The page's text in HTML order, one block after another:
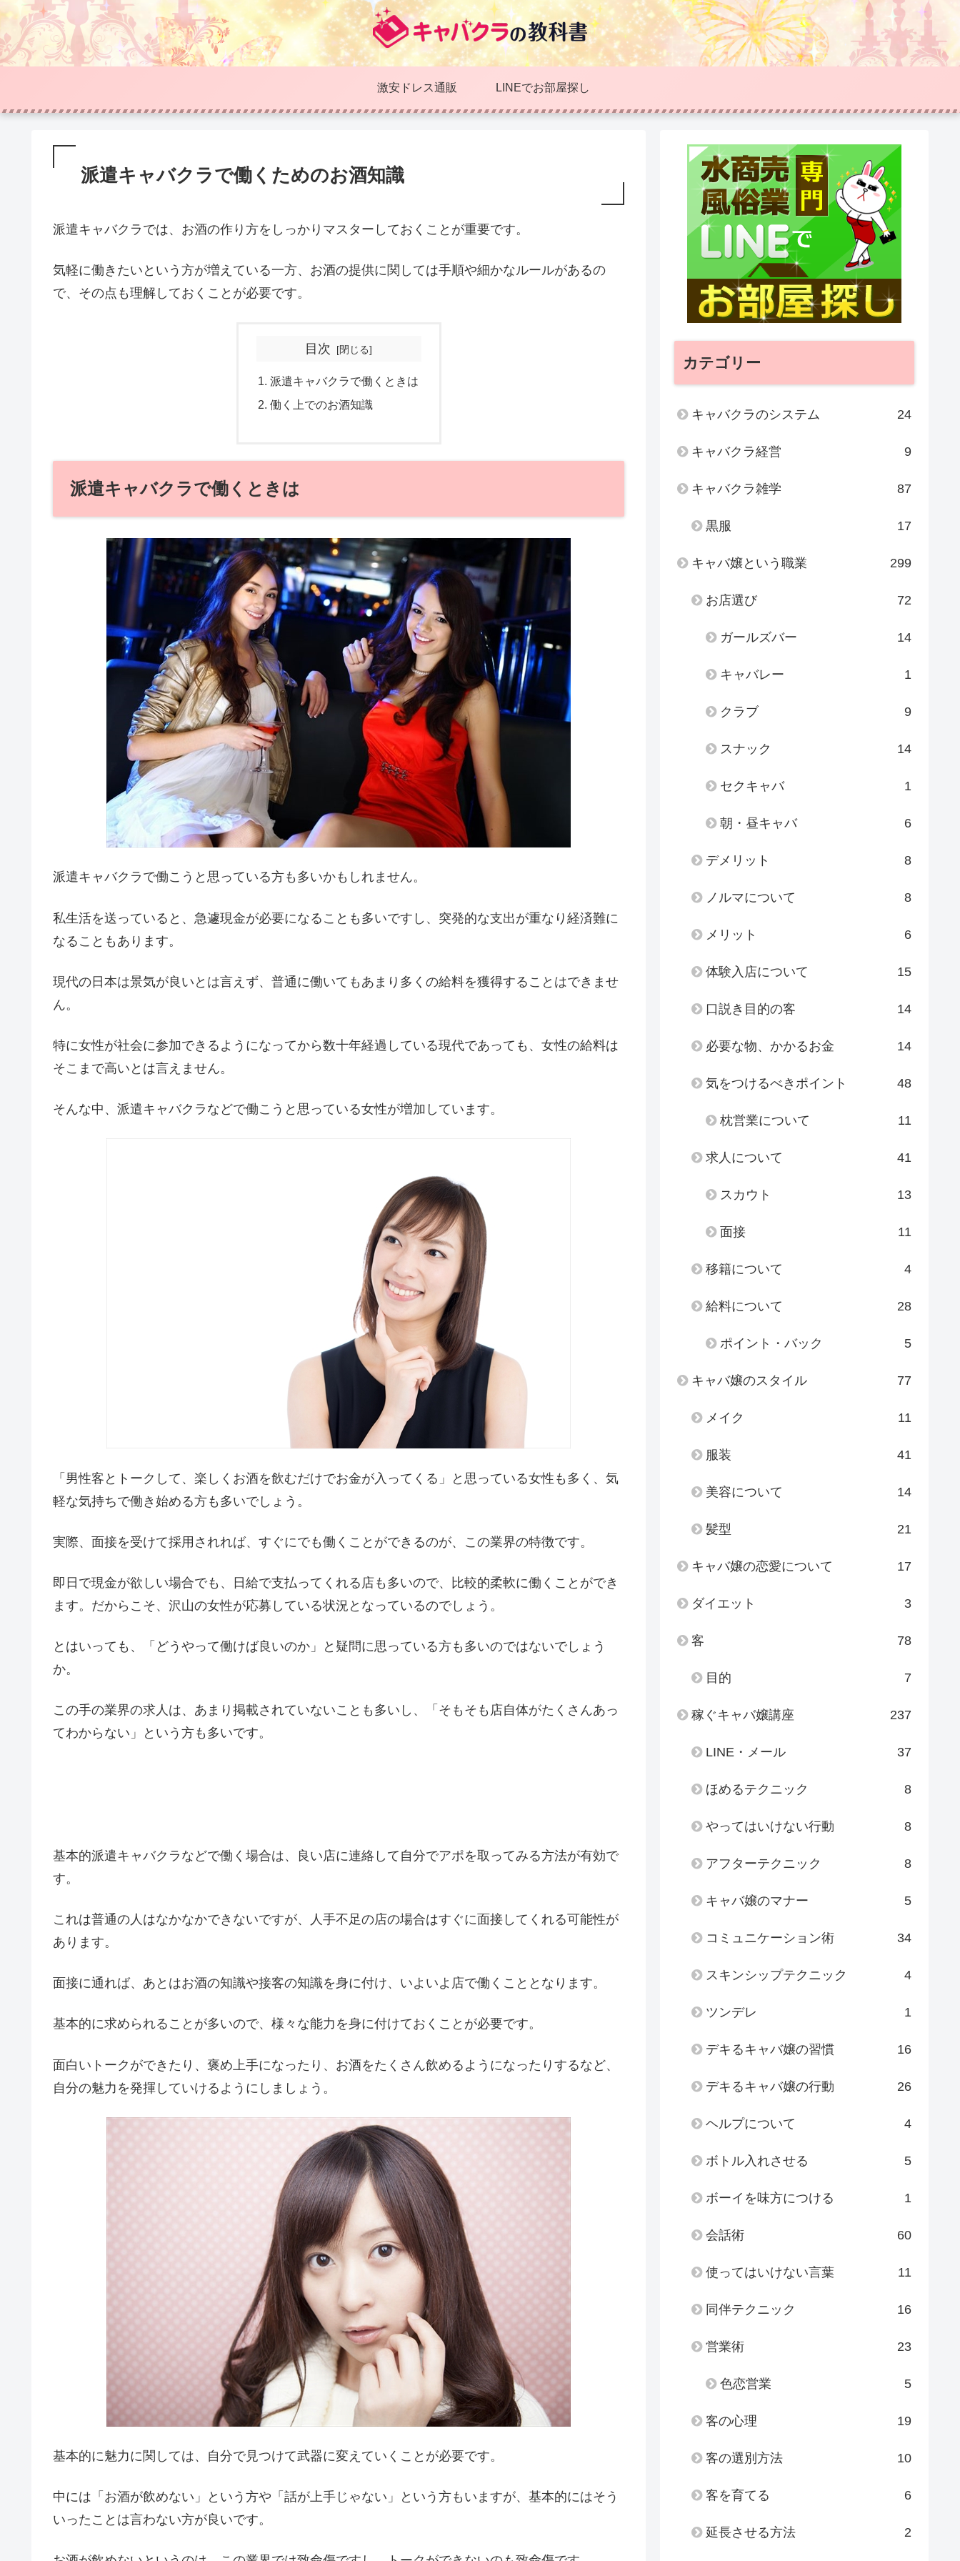
激安ドレス通販 LINEでお部屋探し
派遣キャバクラで働くためのお酒知識
派遣キャバクラでは、お酒の作り方をしっかりマスターしておくことが重要です。
気軽に働きたいという方が増えている一方、お酒の提供に関しては手順や細かなルールがあるの
で、その点も理解しておくことが必要です。
目次
派遣キャバクラで働くときは
働く上でのお酒知識
派遣キャバクラで働くときは
派遣キャバクラで働こうと思っている方も多いかもしれません。
私生活を送っていると、急遽現金が必要になることも多いですし、突発的な支出が重なり経済難に
なることもあります。
現代の日本は景気が良いとは言えず、普通に働いてもあまり多くの給料を獲得することはできませ
ん。
特に女性が社会に参加できるようになってから数十年経過している現代であっても、女性の給料は
そこまで高いとは言えません。
そんな中、派遣キャバクラなどで働こうと思っている女性が増加しています。
「男性客とトークして、楽しくお酒を飲むだけでお金が入ってくる」と思っている女性も多く、気
軽な気持ちで働き始める方も多いでしょう。
実際、面接を受けて採用されれば、すぐにでも働くことができるのが、この業界の特徴です。
即日で現金が欲しい場合でも、日給で支払ってくれる店も多いので、比較的柔軟に働くことができ
ます。だからこそ、沢山の女性が応募している状況となっているのでしょう。
とはいっても、「どうやって働けば良いのか」と疑問に思っている方も多いのではないでしょう
か。
この手の業界の求人は、あまり掲載されていないことも多いし、「そもそも店自体がたくさんあっ
てわからない」という方も多いです。
基本的派遣キャバクラなどで働く場合は、良い店に連絡して自分でアポを取ってみる方法が有効で
す。
これは普通の人はなかなかできないですが、人手不足の店の場合はすぐに面接してくれる可能性が
あります。
面接に通れば、あとはお酒の知識や接客の知識を身に付け、いよいよ店で働くこととなります。
基本的に求められることが多いので、様々な能力を身に付けておくことが必要です。
面白いトークができたり、褒め上手になったり、お酒をたくさん飲めるようになったりするなど、
自分の魅力を発揮していけるようにしましょう。
基本的に魅力に関しては、自分で見つけて武器に変えていくことが必要です。
中には「お酒が飲めない」という方や「話が上手じゃない」という方もいますが、基本的にはそう
いったことは言わない方が良いです。
カテゴリー
キャバクラのシステム 24
キャバクラ経営 9
キャバクラ雑学 87
黒服 17
キャバ嬢という職業 299
お店選び 72
ガールズバー 14
キャバレー 1
クラブ 9
スナック 14
セクキャバ 1
朝・昼キャバ 6
デメリット 8
ノルマについて 8
メリット 6
体験入店について 15
口説き目的の客 14
必要な物、かかるお金 14
気をつけるべきポイント 48
枕営業について 11
求人について 41
スカウト 13
面接 11
移籍について 4
給料について 28
ポイント・バック 5
キャバ嬢のスタイル 77
メイク 11
服装 41
美容について 14
髪型 21
キャバ嬢の恋愛について 17
ダイエット 3
客 78
目的 7
稼ぐキャバ嬢講座 237
LINE・メール 37
ほめるテクニック 8
やってはいけない行動 8
アフターテクニック 8
キャバ嬢のマナー 5
コミュニケーション術 34
スキンシップテクニック 4
ツンデレ 1
デキるキャバ嬢の習慣 16
デキるキャバ嬢の行動 26
ヘルプについて 4
ボトル入れさせる 5
ボーイを味方につける 1
会話術 60
使ってはいけない言葉 11
同伴テクニック 16
営業術 23
色恋営業 5
客の心理 19
客の選別方法 10
客を育てる 6
延長させる方法 2